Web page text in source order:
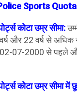
Sports
कोटा उम्र सीमा:
और 22 वर्ष से अधिक
02-07-2000 से
कोटा उम्र सीमा में